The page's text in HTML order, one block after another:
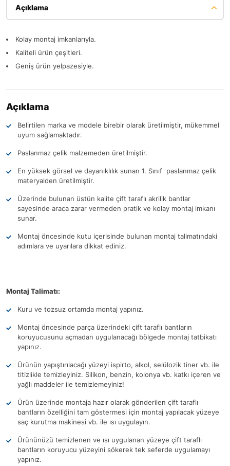
Açıklama
Kolay montaj imkanlarıyla.
Kaliteli ürün çeşitleri.
Geniş ürün yelpazesiyle.
Açıklama
Belirtilen marka ve modele birebir olarak üretilmiştir, mükemmel
uyum sağlamaktadır.
Paslanmaz çelik malzemeden üretilmiştir.
En yüksek görsel ve dayanıklılık sunan 1. Sınıf paslanmaz çelik
materyalden üretilmiştir.
Üzerinde bulunan üstün kalite çift taraflı akrilik bantlar
sayesinde araca zarar vermeden pratik ve kolay montaj imkanı
sunar.
Montaj öncesinde kutu içerisinde bulunan montaj talimatındaki
adımlara ve uyarılara dikkat ediniz.
Montaj Talimatı:
Kuru ve tozsuz ortamda montaj yapınız.
Montaj öncesinde parça üzerindeki çift taraflı bantların
koruyucusunu açmadan uygulanacağı bölgede montaj tatbikatı
yapınız.
Ürünün yapıştırılacağı yüzeyi ispirto, alkol, selülozik tiner vb. ile
titizlikle temizleyiniz. Silikon, benzin, kolonya vb. katkı içeren ve
yağlı maddeler ile temizlemeyiniz!
Ürün üzerinde montaja hazır olarak gönderilen çift taraflı
bantların özelliğini tam göstermesi için montaj yapılacak yüzeye
saç kurutma makinesi vb. ile ısı uygulayın.
Ürününüzü temizlenen ve ısı uygulanan yüzeye çift taraflı
bantların koruyucu yüzeyini sökerek tek seferde uygulamayı
yapınız.